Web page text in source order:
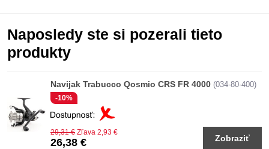
Naposledy ste si pozerali tieto
produkty
Navijak Trabucco Qosmio CRS FR 4000 (034-80-400)
-10%
26,38 €
29,31 € Zľava 2,93 €
Zobraziť